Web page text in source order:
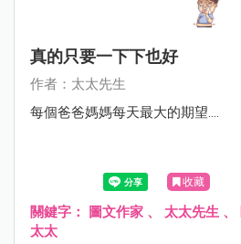
真的只要一下下也好
作者：太太先生
每個爸爸媽媽每天最大的期望....
收藏
關鍵字： 圖文作家 、 太太先生 、
太太